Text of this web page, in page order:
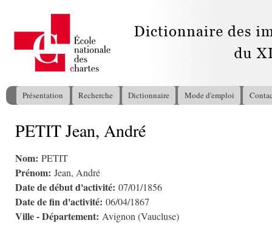
Menu principal
Présentation Recherche Dictionnaire Mode d'emploi
Vous êtes ici
PETIT Jean, André
Nom: PETIT
Prénom: Jean, André
Date de début d'activité: 07/01/1856
Date de fin d'activité: 06/04/1867
Ville - Département: Avignon (Vaucluse)